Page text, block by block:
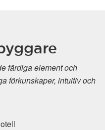
färdiga element och
förkunskaper, intuitiv och